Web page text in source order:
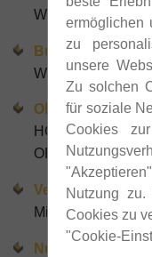
Wien
Bundesland
Wien
Objektart
HOCHWERTIGE
ORDINATION /
Vermarktung
Miete
Nutzfläche gesamt
ermöglichen
zu
unsere
Zu solchen
für soziale
Cookies
Nutzung
Cookies zu
"Cookie-